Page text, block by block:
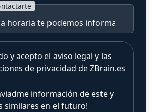
y acepto el aviso legal y las
de privacidad de ZBrain.es
información de este y
similares en el futuro!